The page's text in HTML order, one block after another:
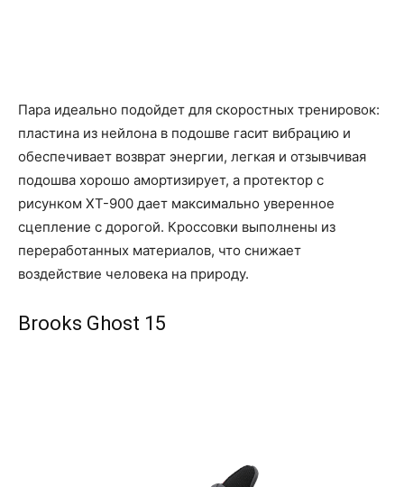
Пара идеально подойдет для скоростных тренировок:
пластина из нейлона в подошве гасит вибрацию и
обеспечивает возврат энергии, легкая и отзывчивая
подошва хорошо амортизирует, а протектор с
рисунком XT-900 дает максимально уверенное
сцепление с дорогой. Кроссовки выполнены из
переработанных материалов, что снижает
воздействие человека на природу.
Brooks Ghost 15